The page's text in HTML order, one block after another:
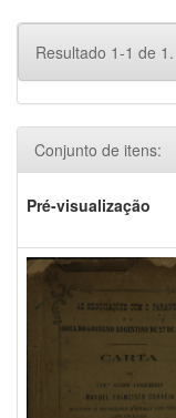
Resultado 1-1 de 1.
Conjunto de itens:
Pré-visualização